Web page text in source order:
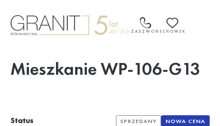
do
treści
ZADZWOŃ SCHOWEK
Mieszkanie WP-106-G13
Status SPRZEDANY NOWA CENA